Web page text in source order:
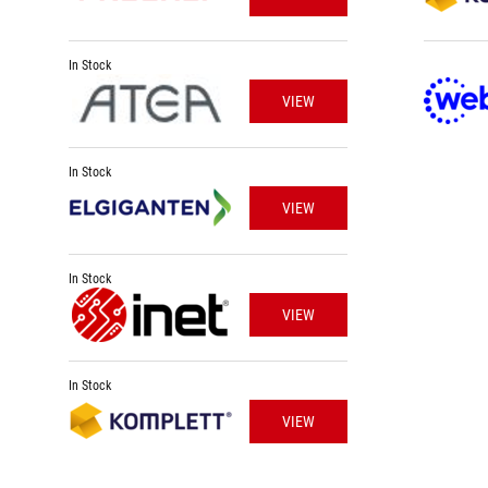
In Stock
VIEW
In Stock
VIEW
In Stock
VIEW
In Stock
VIEW